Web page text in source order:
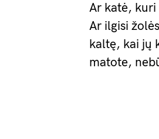
Ar katė, kuri
Ar ilgisi
kaltę, kai jų
matote,